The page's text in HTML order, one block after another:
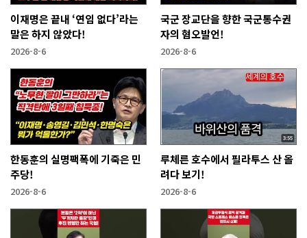
이재명은 끝내 ‘연임 없다’라는
말은 하지 않았다!
2026-8-6
국군 장교단을 향한 국군통수권
자의 혐오발언!
2026-8-6
한동훈의 실명팩폭에 기죽은 민
주당!
2026-8-6
루체른 호수에서 필라투스 산 올
려다 보기!
2026-8-6